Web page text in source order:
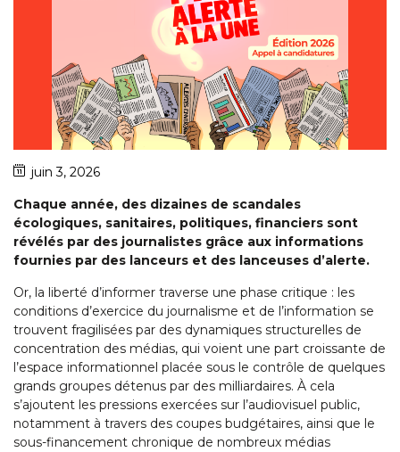
juin 3, 2026
Chaque année, des dizaines de scandales
écologiques, sanitaires, politiques, financiers sont
révélés par des journalistes grâce aux informations
fournies par des lanceurs et des lanceuses d’alerte.
Or, la liberté d’informer traverse une phase critique : les
conditions d’exercice du journalisme et de l’information se
trouvent fragilisées par des dynamiques structurelles de
concentration des médias, qui voient une part croissante de
l’espace informationnel placée sous le contrôle de quelques
grands groupes détenus par des milliardaires. À cela
s’ajoutent les pressions exercées sur l’audiovisuel public,
notamment à travers des coupes budgétaires, ainsi que le
sous-financement chronique de nombreux médias